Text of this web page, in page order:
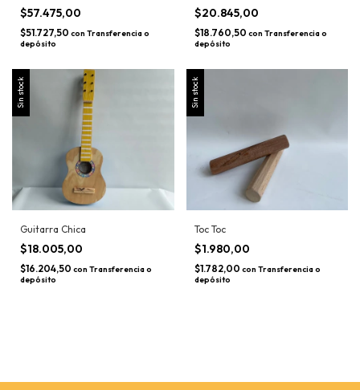
$57.475,00
$51.727,50 con Transferencia o
depósito
$20.845,00
$18.760,50 con Transferencia o
depósito
Sin stock
Guitarra Chica
$18.005,00
$16.204,50 con Transferencia o
depósito
Sin stock
Toc Toc
$1.980,00
$1.782,00 con Transferencia o
depósito